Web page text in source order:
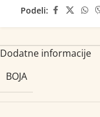
Podeli:
Dodatne informacije
BOJA